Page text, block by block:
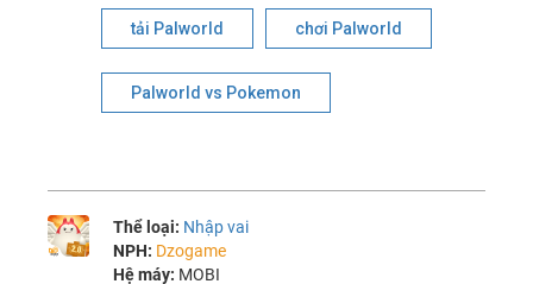
tải Palworld chơi Palworld
Palworld vs Pokemon
Thể loại: Nhập vai
NPH: Dzogame
Hệ máy: MOBI